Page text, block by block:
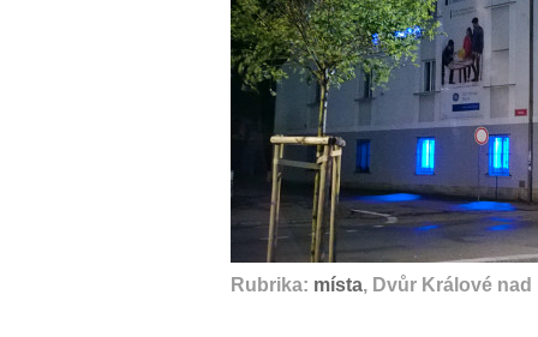
Rubrika: místa, Dvůr Králové nad